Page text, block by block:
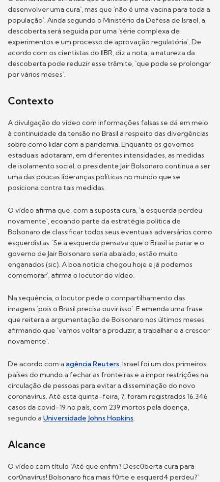
desenvolver uma cura`, mas que `não é uma vacina para toda a
população`. Ainda segundo o Ministério da Defesa de Israel, a
descoberta será seguida por uma `série complexa de
experimentos e um processo de aprovação regulatória`. De
acordo com os cientistas do IIBR, diz a nota, a natureza da
descoberta pode reduzir esse trâmite, `que pode se prolongar
por vários meses`.
Contexto
A divulgação do vídeo com informações falsas se dá em meio
à continuidade da tensão no Brasil a respeito das divergências
sobre como lidar com a pandemia. Enquanto os governos
estaduais adotaram, em diferentes intensidades, as medidas
de isolamento social, o presidente Jair Bolsonaro continua a ser
uma das poucas lideranças políticas no mundo que se
posiciona contra tais medidas.
O vídeo afirma que, com a suposta cura, `a esquerda perdeu
novamente`, ecoando parte da estratégia política de
Bolsonaro de classificar todos seus eventuais adversários como
esquerdistas. `Se a esquerda pensava que o Brasil ia parar e o
governo de Jair Bolsonaro seria abalado, estão muito
enganados (sic). A boa notícia chegou hoje e já podemos
comemorar`, afirma o locutor do vídeo.
Na sequência, o locutor pede o compartilhamento das
imagens `pois o Brasil precisa ouvir isso`. E emenda uma frase
que reitera a argumentação de Bolsonaro nos últimos meses,
afirmando que `vamos voltar a produzir, a trabalhar e a crescer
novamente`.
De acordo com a agência Reuters, Israel foi um dos primeiros
países do mundo a fechar as fronteiras e a impor restrições na
circulação de pessoas para evitar a disseminação do novo
coronavírus. Até esta quinta-feira, 7, foram registrados 16.346
casos da covid-19 no país, com 239 mortos pela doença,
segundo a Universidade Johns Hopkins.
Alcance
O vídeo com título `Até que enfim? Desc0berta cura para
cor0navírus! Bolsonaro fica mais f0rte e esquerd4 perdeu?`